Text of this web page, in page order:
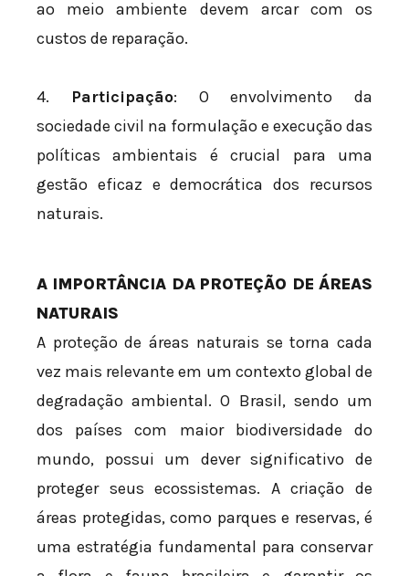
ao meio ambiente devem arcar com os
custos de reparação.
4. Participação: O envolvimento da
sociedade civil na formulação e execução das
políticas ambientais é crucial para uma
gestão eficaz e democrática dos recursos
naturais.
A IMPORTÂNCIA DA PROTEÇÃO DE ÁREAS
NATURAIS
A proteção de áreas naturais se torna cada
vez mais relevante em um contexto global de
degradação ambiental. O Brasil, sendo um
dos países com maior biodiversidade do
mundo, possui um dever significativo de
proteger seus ecossistemas. A criação de
áreas protegidas, como parques e reservas, é
uma estratégia fundamental para conservar